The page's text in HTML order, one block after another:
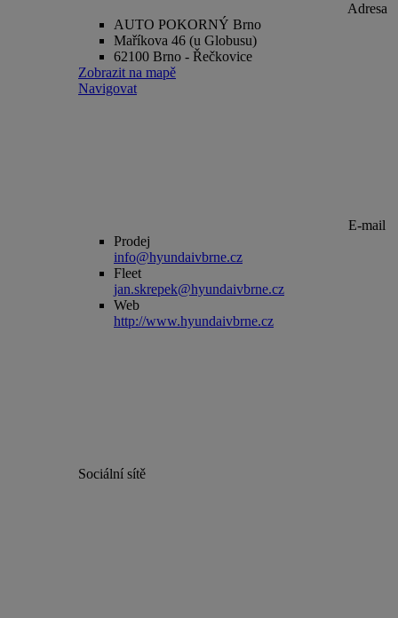
Adresa
AUTO POKORNÝ Brno
Maříkova 46 (u Globusu)
62100 Brno - Řečkovice
Zobrazit na mapě
Navigovat
E-mail
Prodej
info@hyundaivbrne.cz
Fleet
jan.skrepek@hyundaivbrne.cz
Web
http://www.hyundaivbrne.cz
Sociální sítě